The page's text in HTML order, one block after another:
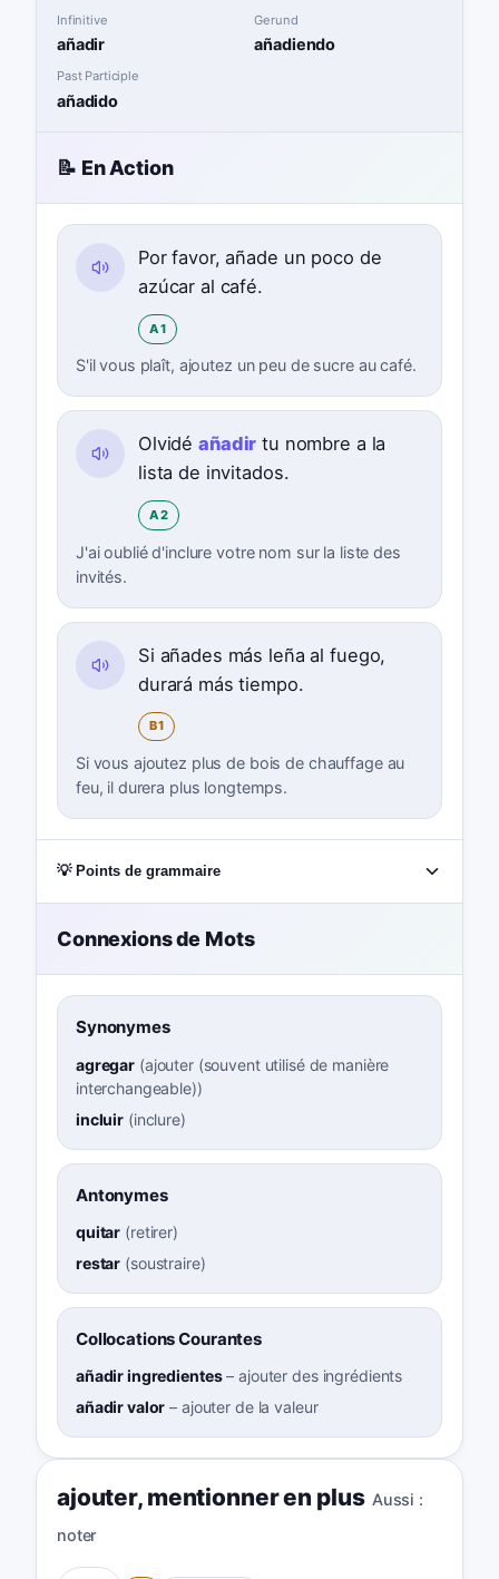
Infinitive
añadir
Gerund
añadiendo
Past Participle
añadido
📝 En Action
Por favor, añade un poco de
azúcar al café.
A1
S'il vous plaît, ajoutez un peu de sucre au café.
Olvidéañadir tu nombre a la
lista de invitados.
A2
J'ai oublié d'inclure votre nom sur la liste des
invités.
Si añades más leña al fuego,
durará más tiempo.
B1
Si vous ajoutez plus de bois de chauffage au
feu, il durera plus longtemps.
💡 Points de grammaire
Connexions de Mots
Synonymes
agregar (ajouter (souvent utilisé de manière
interchangeable))
incluir (inclure)
Antonymes
quitar (retirer)
restar (soustraire)
Collocations Courantes
añadir ingredientes–ajouter des ingrédients
añadir valor – ajouter de la valeur
ajouter, mentionner en plus Aussi :
noter